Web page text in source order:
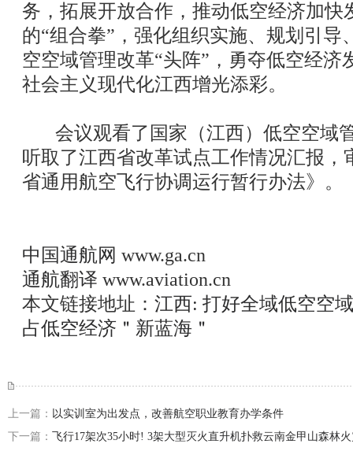
务，拓展开放合作，推动低空经济加快
的“组合拳”，强化组织实施、规划引导
空空域管理改革“头阵”，勇夺低空经济
社会主义现代化江西增光添彩。
会议观看了国家（江西）低空空域
听取了江西省改革试点工作情况汇报，
省通用航空飞行协调运行暂行办法》。
中国通航网 www.ga.cn
通航翻译 www.aviation.cn
本文链接地址： 江西: 打好全域低空空
占低空经济＂新蓝海＂
上一篇： 以实训室为出发点，改善航空职业教育办学条件
下一篇：
飞行17架次35小时! 3架大型灭火直升机扑救云南金甲山森林